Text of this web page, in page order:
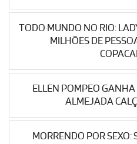
TODO MUNDO NO RIO:
MILHÕES DE
ELLEN POMPEO
ALMEJADA
MORRENDO POR SEXO: